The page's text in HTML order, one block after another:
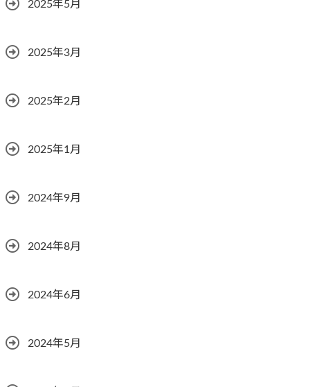
2025年5月
2025年3月
2025年2月
2025年1月
2024年9月
2024年8月
2024年6月
2024年5月